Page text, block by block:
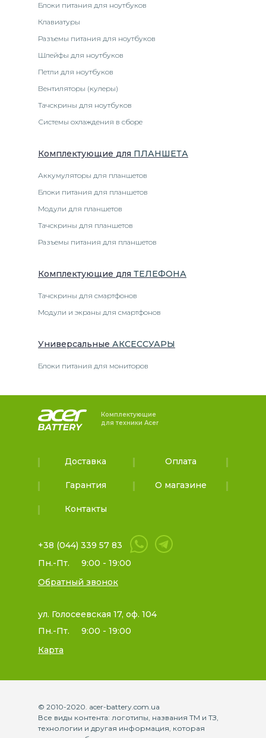
Блоки питания для ноутбуков
Клавиатуры
Разъемы питания для ноутбуков
Шлейфы для ноутбуков
Петли для ноутбуков
Вентиляторы (кулеры)
Тачскрины для ноутбуков
Системы охлаждения в сборе
Комплектующие для ПЛАНШЕТА
Аккумуляторы для планшетов
Блоки питания для планшетов
Модули для планшетов
Тачскрины для планшетов
Разъемы питания для планшетов
Комплектующие для ТЕЛЕФОНА
Тачскрины для смартфонов
Модули и экраны для смартфонов
Универсальные АКСЕССУАРЫ
Блоки питания для мониторов
Комплектующие
для техники Acer
Доставка Оплата
Гарантия О магазине
Контакты
+38 (044) 339 57 83
Пн.-Пт.
9:00 - 19:00
Обратный звонок
ул. Голосеевская 17, оф. 104
Пн.-Пт.
9:00 - 19:00
Карта
© 2010-2020. acer-battery.com.ua
Все виды контента: логотипы, названия ТМ и ТЗ,
технологии и другая информация, которая